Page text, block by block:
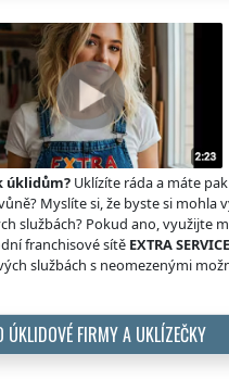
úklidům? Uklízíte ráda a máte
Myslíte si, že byste si mohla
službách? Pokud ano, využijte
franchisové sítě EXTRA
službách s neomezenými
ÚKLIDOVÉ FIRMY A UKLÍZEČKY